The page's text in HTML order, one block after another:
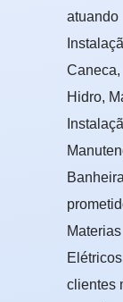
Hidro,
clientes